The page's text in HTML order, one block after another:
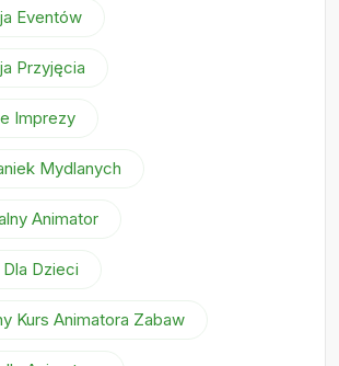
Eventów
Przyjęcia
Imprezy
Mydlanych
Animator
Dzieci
Kurs Animatora Zabaw